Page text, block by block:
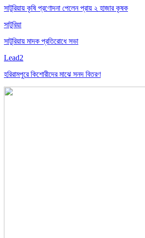
সাটুরিয়ায় কৃষি প্রণোদনা পেলেন প্রায় ২ হাজার কৃষক
সাটুরিয়া
সাটুরিয়ায় মাদক প্রতিরোধে সভা
Lead2
হরিরামপুরে কিশোরীদের মাঝে সনদ বিতরণ